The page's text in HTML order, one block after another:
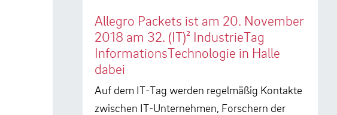
Allegro Packets ist am 20. November
2018 am 32. (IT)² IndustrieTag
InformationsTechnologie in Halle
dabei
Auf dem IT-Tag werden regelmäßig Kontakte
zwischen IT-Unternehmen, Forschern der